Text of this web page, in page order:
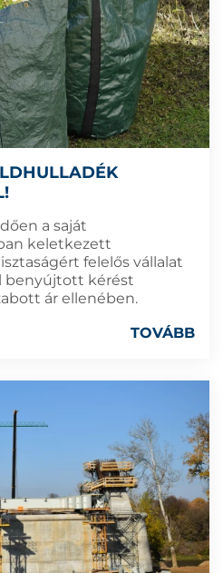
a saját
keletkezett
felelős vállalat
benyújtott kérést
ár ellenében.
TOVÁBB